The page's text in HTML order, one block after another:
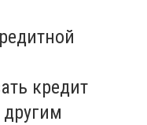
кредит